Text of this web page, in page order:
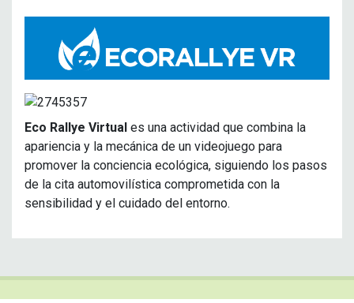
Eco Rallye Virtual es una actividad que combina la
apariencia y la mecánica de un videojuego para
promover la conciencia ecológica, siguiendo los pasos
de la cita automovilística comprometida con la
sensibilidad y el cuidado del entorno.